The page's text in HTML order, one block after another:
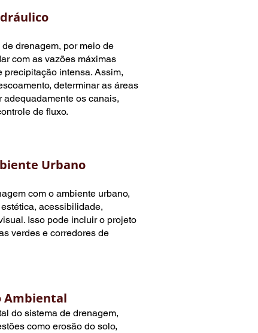
drenagem, por meio de
com as vazões máximas
intensa. Assim,
determinar as áreas
os canais,
de fluxo.
Urbano
com o ambiente urbano,
acessibilidade,
Isso pode incluir o projeto
verdes e corredores de
Ambiental
do sistema de drenagem,
como erosão do solo,